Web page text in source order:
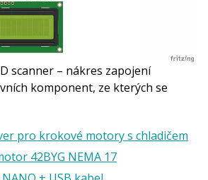
scanner – nákres zapojení
komponent, ze kterých se
pro krokové motory s chladičem
42BYG NEMA 17